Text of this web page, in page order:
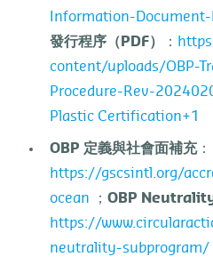
Information-
發行程序（ PDF） ：
content/uploads/OBP-
Procedure-Rev-
Plastic Certification+1
OBP 定義與社會面補充：
https://gscsintl.org/
ocean ； OBP
https://
neutrality-subprogram/